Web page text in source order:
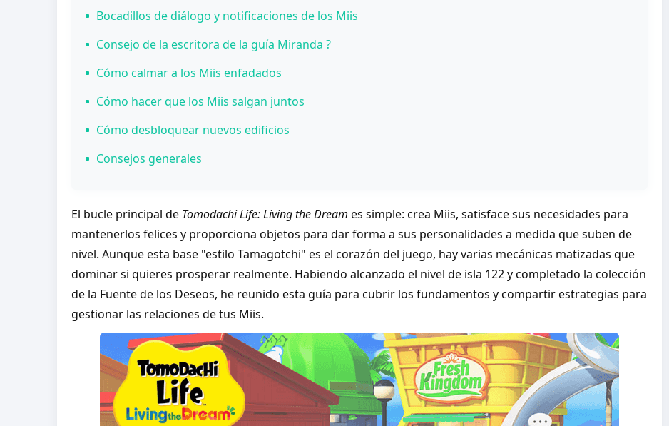
Bocadillos de diálogo y notificaciones de los Miis
Consejo de la escritora de la guía Miranda ?
Cómo calmar a los Miis enfadados
Cómo hacer que los Miis salgan juntos
Cómo desbloquear nuevos edificios
Consejos generales
El bucle principal de Tomodachi Life: Living the Dream es simple: crea Miis, satisface sus necesidades para
mantenerlos felices y proporciona objetos para dar forma a sus personalidades a medida que suben de
nivel. Aunque esta base "estilo Tamagotchi" es el corazón del juego, hay varias mecánicas matizadas que
dominar si quieres prosperar realmente. Habiendo alcanzado el nivel de isla 122 y completado la colección
de la Fuente de los Deseos, he reunido esta guía para cubrir los fundamentos y compartir estrategias para
gestionar las relaciones de tus Miis.